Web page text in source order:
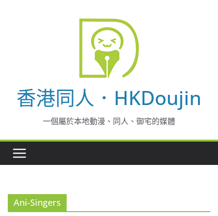
香港同人．HKDoujin
一個屬於本地動漫、同人、御宅的媒體
Ani-Singers